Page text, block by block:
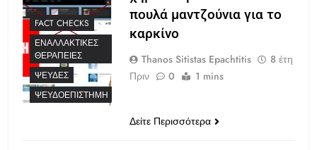
FACT CHECKS
ΕΝΑΛΛΑΚΤΙΚΈΣ
ΘΕΡΑΠΕΊΕΣ
ΨΕΥΔΈΣ
ΨΕΥΔΟΕΠΙΣΤΉΜΗ
πουλά μαντζούνια για το
καρκίνο
Thanos Sitistas Epachtitis
8 έτη
Πριν
0 1 mins
Δείτε Περισσότερα